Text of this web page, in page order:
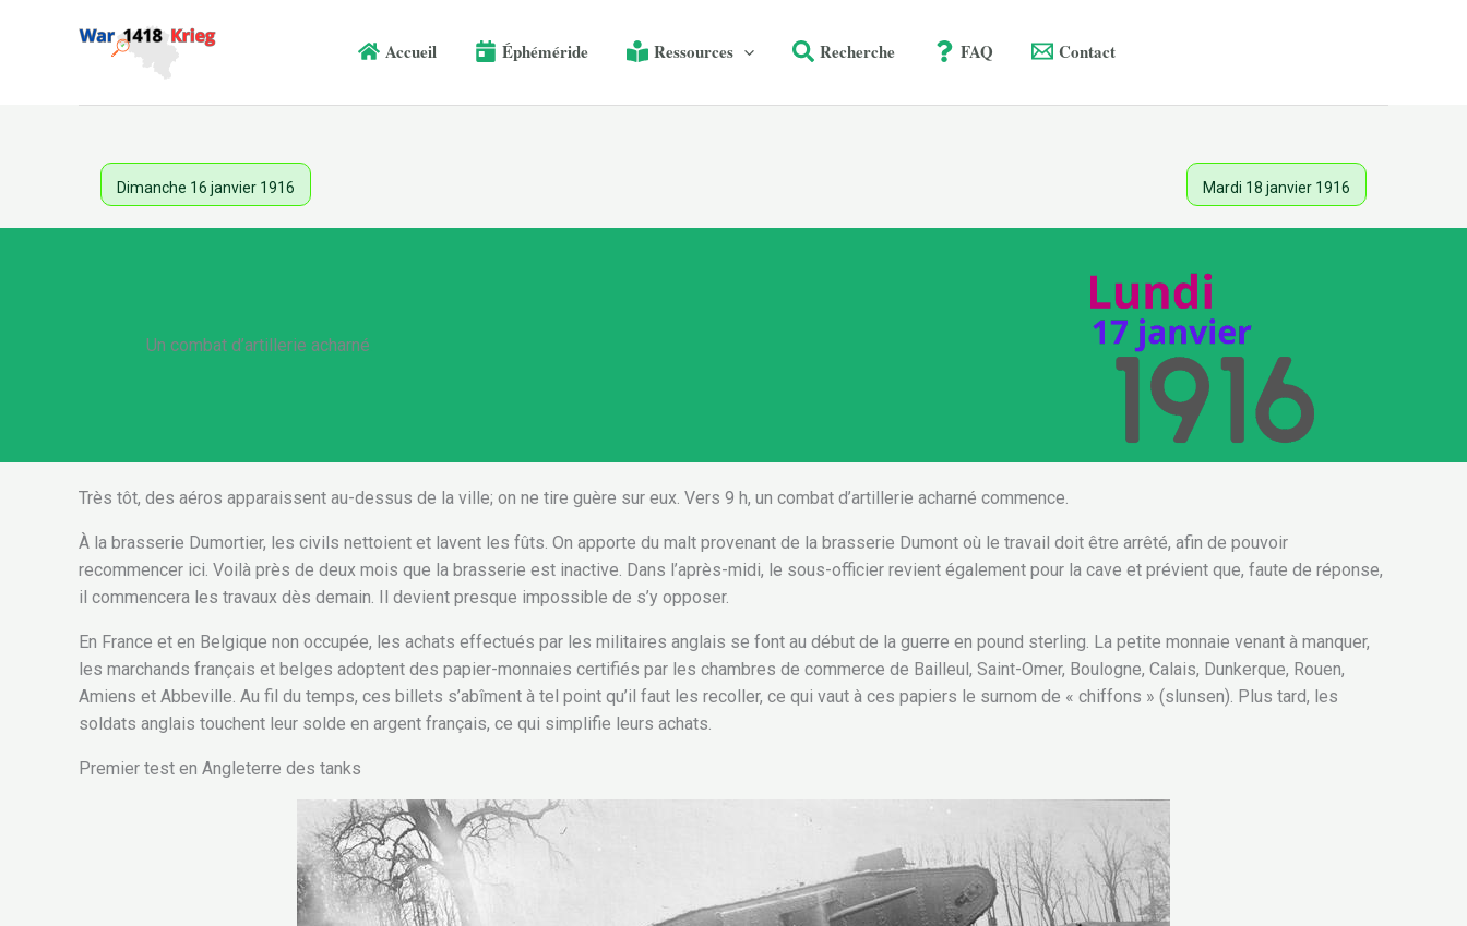
Accueil Éphéméride Ressources Recherche FAQ Contact
Dimanche 16 janvier 1916 Mardi 18 janvier 1916
Un combat d’artillerie acharné
Très tôt, des aéros apparaissent au-dessus de la ville; on ne tire guère sur eux. Vers 9 h, un combat d’artillerie acharné commence.
À la brasserie Dumortier, les civils nettoient et lavent les fûts. On apporte du malt provenant de la brasserie Dumont où le travail doit être arrêté, afin de pouvoir
recommencer ici. Voilà près de deux mois que la brasserie est inactive. Dans l’après-midi, le sous-officier revient également pour la cave et prévient que, faute de réponse,
il commencera les travaux dès demain. Il devient presque impossible de s’y opposer.
En France et en Belgique non occupée, les achats effectués par les militaires anglais se font au début de la guerre en pound sterling. La petite monnaie venant à manquer,
les marchands français et belges adoptent des papier-monnaies certifiés par les chambres de commerce de Bailleul, Saint-Omer, Boulogne, Calais, Dunkerque, Rouen,
Amiens et Abbeville. Au fil du temps, ces billets s’abîment à tel point qu’il faut les recoller, ce qui vaut à ces papiers le surnom de « chiffons » (slunsen). Plus tard, les
soldats anglais touchent leur solde en argent français, ce qui simplifie leurs achats.
Premier test en Angleterre des tanks